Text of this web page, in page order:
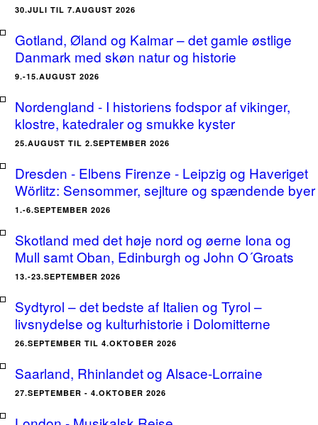
30.JULI TIL 7.AUGUST 2026
Gotland, Øland og Kalmar – det gamle østlige
Danmark med skøn natur og historie
9.-15.AUGUST 2026
Nordengland - I historiens fodspor af vikinger,
klostre, katedraler og smukke kyster
25.AUGUST TIL 2.SEPTEMBER 2026
Dresden - Elbens Firenze - Leipzig og Haveriget
Wörlitz: Sensommer, sejlture og spændende byer
1.-6.SEPTEMBER 2026
Skotland med det høje nord og øerne Iona og
Mull samt Oban, Edinburgh og John O´Groats
13.-23.SEPTEMBER 2026
Sydtyrol – det bedste af Italien og Tyrol –
livsnydelse og kulturhistorie i Dolomitterne
26.SEPTEMBER TIL 4.OKTOBER 2026
Saarland, Rhinlandet og Alsace-Lorraine
27.SEPTEMBER - 4.OKTOBER 2026